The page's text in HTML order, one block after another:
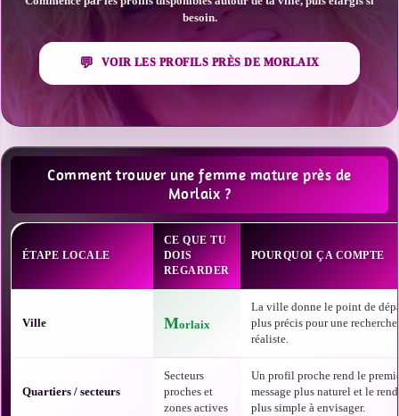
besoin.
VOIR LES PROFILS PRÈS DE MORLAIX
Comment trouver une femme mature près de
Morlaix ?
ÉTAPE LOCALE
CE QUE TU
DOIS
REGARDER
POURQUOI ÇA COMPTE
Ville Morlaix
La ville donne le point de
plus précis pour une
réaliste.
Quartiers / secteurs
Secteurs
proches et
zones actives
Un profil proche rend le
message plus naturel et le
plus simple à envisager.